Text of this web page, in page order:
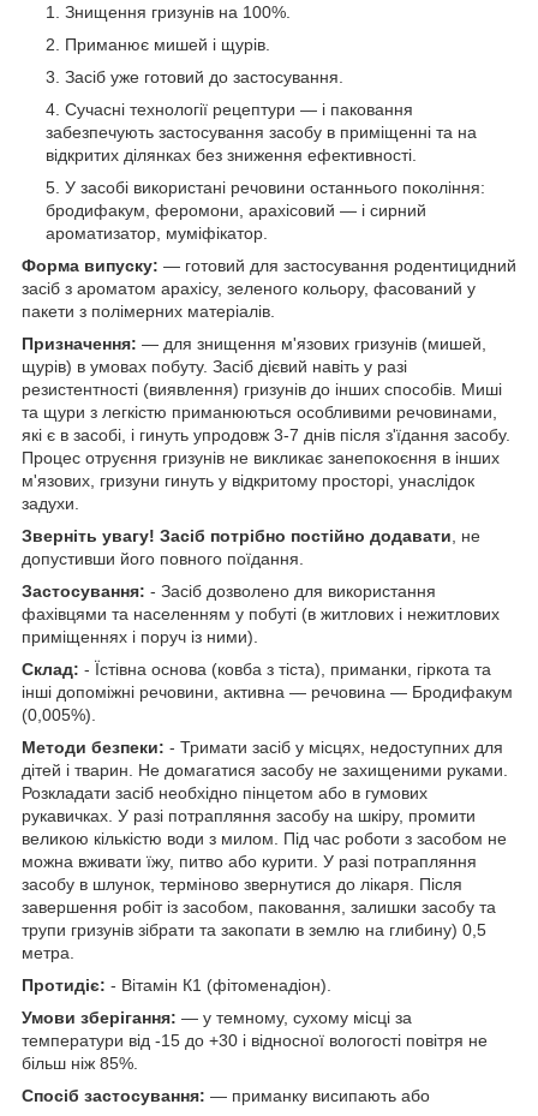
Знищення гризунів на 100%.
Приманює мишей і щурів.
Засіб уже готовий до застосування.
Сучасні технології рецептури — і паковання
забезпечують застосування засобу в приміщенні та на
відкритих ділянках без зниження ефективності.
У засобі використані речовини останнього покоління:
бродифакум, феромони, арахісовий — і сирний
ароматизатор, муміфікатор.
Форма випуску: — готовий для застосування родентицидний
засіб з ароматом арахісу, зеленого кольору, фасований у
пакети з полімерних матеріалів.
Призначення: — для знищення м'язових гризунів (мишей,
щурів) в умовах побуту. Засіб дієвий навіть у разі
резистентності (виявлення) гризунів до інших способів. Миші
та щури з легкістю приманюються особливими речовинами,
які є в засобі, і гинуть упродовж 3-7 днів після з'їдання засобу.
Процес отруєння гризунів не викликає занепокоєння в інших
м'язових, гризуни гинуть у відкритому просторі, унаслідок
задухи.
Зверніть увагу! Засіб потрібно постійно додавати , не
допустивши його повного поїдання.
Застосування: - Засіб дозволено для використання
фахівцями та населенням у побуті (в житлових і нежитлових
приміщеннях і поруч із ними).
Склад: - Їстівна основа (ковба з тіста), приманки, гіркота та
інші допоміжні речовини, активна — речовина — Бродифакум
(0,005%).
Методи безпеки: - Тримати засіб у місцях, недоступних для
дітей і тварин. Не домагатися засобу не захищеними руками.
Розкладати засіб необхідно пінцетом або в гумових
рукавичках. У разі потрапляння засобу на шкіру, промити
великою кількістю води з милом. Під час роботи з засобом не
можна вживати їжу, питво або курити. У разі потрапляння
засобу в шлунок, терміново звернутися до лікаря. Після
завершення робіт із засобом, паковання, залишки засобу та
трупи гризунів зібрати та закопати в землю на глибину) 0,5
метра.
Протидіє: - Вітамін К1 (фітоменадіон).
Умови зберігання: — у темному, сухому місці за
температури від -15 до +30 і відносної вологості повітря не
більш ніж 85%.
Спосіб застосування: — приманку висипають або